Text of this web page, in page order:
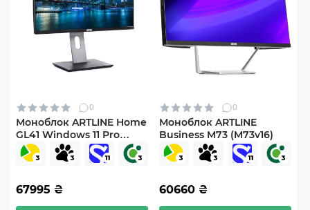
0
Моноблок ARTLINE Home
GL41 Windows 11 Pro
(GL41v09Win)
67995 ₴
0
Моноблок ARTLINE
Business M73 (M73v16)
60660 ₴